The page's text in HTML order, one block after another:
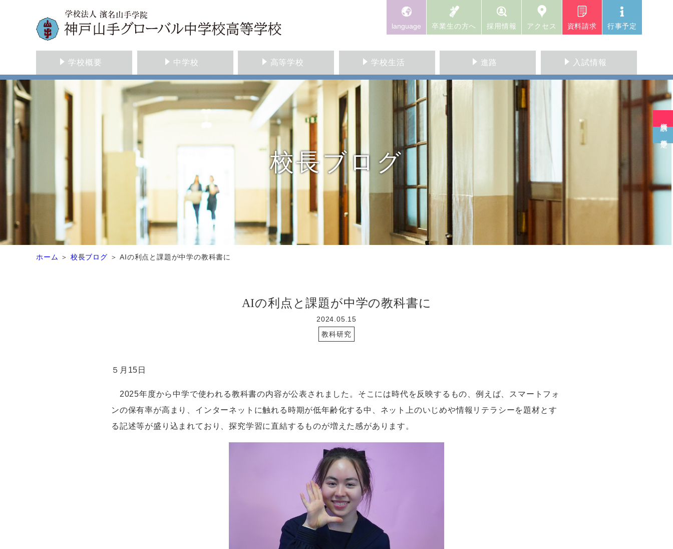
language 卒業生の方へ 採用情報 アクセス 資料請求 行事予定
学校概要 中学校 高等学校 学校生活 進路 入試情報
校長ブログ
ホーム 校長ブログ AIの利点と課題が中学の教科書に
AIの利点と課題が中学の教科書に
2024.05.15
教科研究
５月 15 日
2025年度から中学で使われる教科書の内容が公表されました。そこには時代を反映するもの、例えば、スマートフォ
ンの保有率が高まり、インターネットに触れる時期が低年齢化する中、ネット上のいじめや情報リテラシーを題材とす
る記述等が盛り込まれており、探究学習に直結するものが増えた感があります。